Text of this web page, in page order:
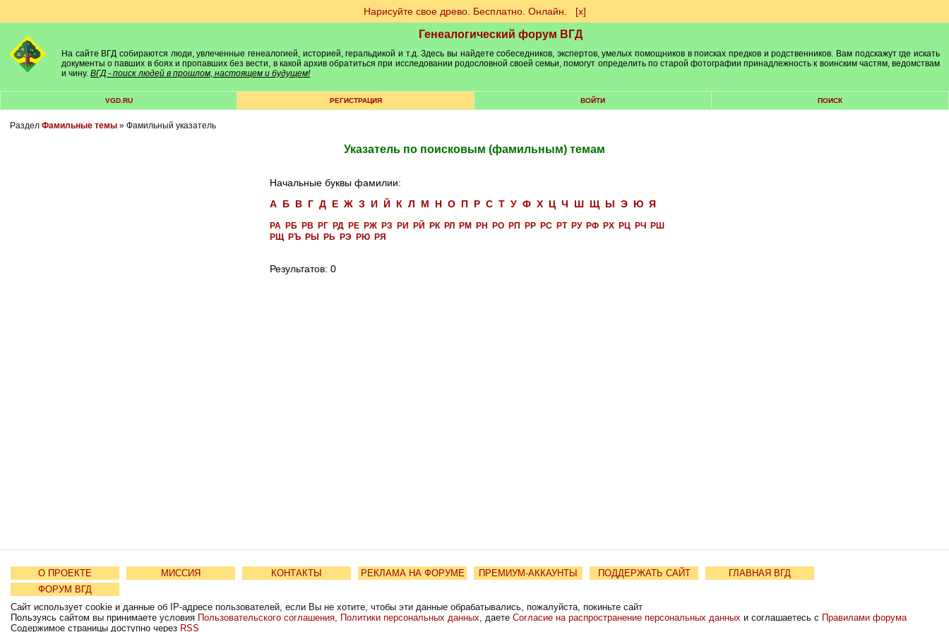
Нарисуйте свое древо. Бесплатно. Онлайн. [х]
Генеалогический форум ВГД
На сайте ВГД собираются люди, увлеченные генеалогией, историей, геральдикой и т.д. Здесь вы найдете собеседников, экспертов, умелых помощников в поисках предков и родственников. Вам подскажут где искать
документы о павших в боях и пропавших без вести, в какой архив обратиться при исследовании родословной своей семьи, помогут определить по старой фотографии принадлежность к воинским частям, ведомствам
и чину. ВГД - поиск людей в прошлом, настоящем и будущем!
VGD.RU РЕГИСТРАЦИЯ ВОЙТИ ПОИСК
Раздел Фамильные темы» Фамильный указатель
Указатель по поисковым (фамильным) темам
Начальные буквы фамилии:
А Б В Г Д Е Ж З И Й К Л М Н О П Р С Т У Ф Х Ц Ч Ш Щ Ы Э Ю Я
РА РБ РВ РГ РД РЕ РЖ РЗ РИ РЙ РК РЛ РМ РН РО РП РР РС РТ РУ РФ РХ РЦ РЧ РШ
РЩ РЪ РЫ РЬ РЭ РЮ РЯ
Результатов: 0
О ПРОЕКТЕ МИССИЯ КОНТАКТЫ РЕКЛАМА НА ФОРУМЕ ПРЕМИУМ-АККАУНТЫ ПОДДЕРЖАТЬ САЙТ
ГЛАВНАЯ ВГД
ФОРУМ ВГД
Сайт использует cookie и данные об IP-адресе пользователей, если Вы не хотите, чтобы эти данные обрабатывались, пожалуйста, покиньте сайт
Пользуясь сайтом вы принимаете условия Пользовательского соглашения, Политики персональных данных, даете Согласие на распространение персональных данных и соглашаетесь с Правилами форума
Содержимое страницы доступно через RSS